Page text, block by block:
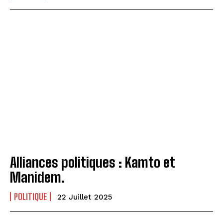
Alliances politiques : Kamto et
Manidem.
POLITIQUE 22 Juillet 2025